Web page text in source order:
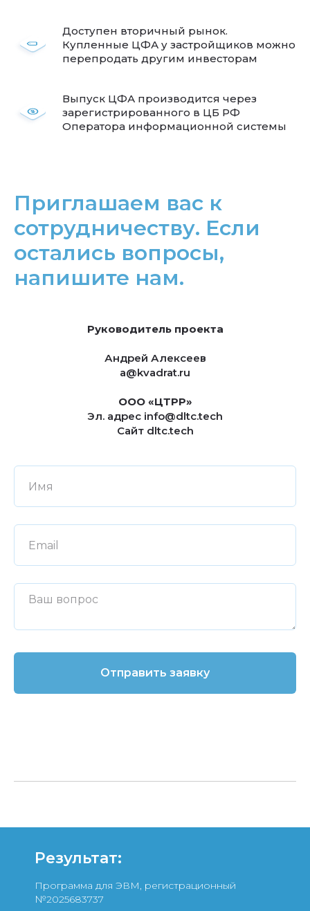
Доступен вторичный рынок.
Купленные ЦФА у застройщиков можно
перепродать другим инвесторам
Выпуск ЦФА производится через
зарегистрированного в ЦБ РФ
Оператора информационной системы
Приглашаем вас к
сотрудничеству. Если
остались вопросы,
напишите нам.
Руководитель проекта
Андрей Алексеев
a@kvadrat.ru
ООО «ЦТРР»
Эл. адрес info@dltc.tech
Сайт dltc.tech
Отправить заявку
Результат:
Программа для ЭВМ, регистрационный
№2025683737